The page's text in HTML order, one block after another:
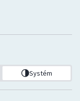
Systém